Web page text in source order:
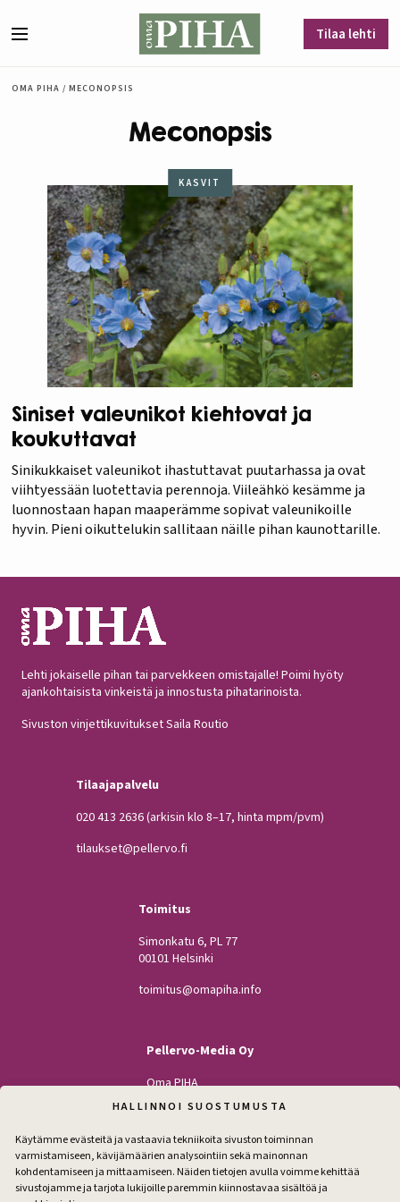
HALLINNOI SUOSTUMUSTA
Käytämme evästeitä ja vastaavia tekniikoita sivuston toiminnan
varmistamiseen, kävijämäärien analysointiin sekä mainonnan
kohdentamiseen ja mittaamiseen. Näiden tietojen avulla voimme kehittää
sivustojamme ja tarjota lukijoille paremmin kiinnostavaa sisältöä ja
Tilaa lehti
OMA PIHA / MECONOPSIS
Meconopsis
KASVIT
Siniset valeunikot kiehtovat ja
koukuttavat
Sinikukkaiset valeunikot ihastuttavat puutarhassa ja ovat
viihtyessään luotettavia perennoja. Viileähkö kesämme ja
luonnostaan hapan maaperämme sopivat valeunikoille
hyvin. Pieni oikuttelukin sallitaan näille pihan kaunottarille.
Lehti jokaiselle pihan tai parvekkeen omistajalle! Poimi hyöty
ajankohtaisista vinkeistä ja innostusta pihatarinoista.
Sivuston vinjettikuvitukset Saila Routio
Tilaajapalvelu
020 413 2636(arkisin klo 8–17, hinta mpm/pvm)
tilaukset@pellervo.fi
Toimitus
Simonkatu 6, PL 77
00101 Helsinki
toimitus@omapiha.info
Pellervo-Media Oy
Oma PIHA
Kodin Pellervo
Maatilan Pellervo